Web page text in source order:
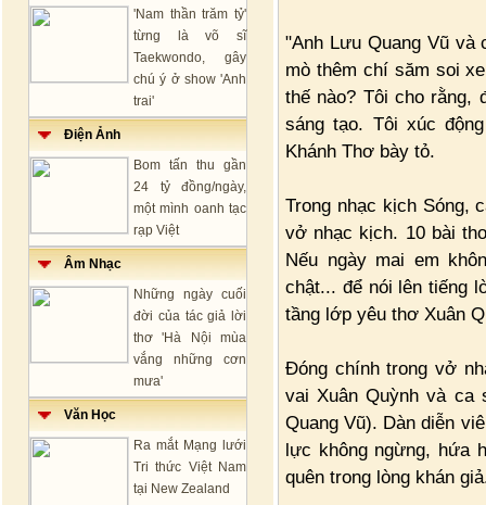
'Nam thần trăm tỷ'
từng là võ sĩ
Taekwondo, gây
chú ý ở show 'Anh
trai'
Điện Ảnh
Bom tấn thu gần
24 tỷ đồng/ngày,
một mình oanh tạc
rạp Việt
Âm Nhạc
Những ngày cuối
đời của tác giả lời
thơ 'Hà Nội mùa
vắng những cơn
mưa'
Văn Học
Ra mắt Mạng lưới
Tri thức Việt Nam
tại New Zealand
"Anh Lưu Quang Vũ và
mò thêm chí săm soi
thế nào? Tôi cho
sáng tạo. Tôi xúc
Khánh Thơ bày tỏ.
Trong nhạc kịch Sóng,
vở nhạc kịch. 10 bài
Nếu ngày mai em
chật... để nói lên tiếng
tầng lớp yêu thơ Xuân
Đóng chính trong vở
vai Xuân Quỳnh và ca
Quang Vũ). Dàn diễn
lực không ngừng, hứa
quên trong lòng khán